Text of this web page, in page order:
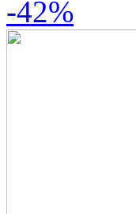
-42%